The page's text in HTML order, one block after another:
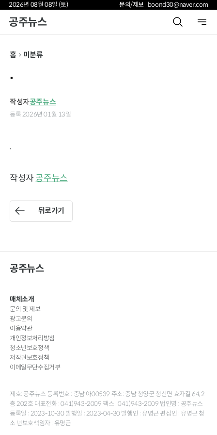
2026년 08월 08일 (토) 문의/제보 boond30@naver.com
공주뉴스
홈 미분류
.
작성자공주뉴스
등록 2026년 01월 13일
.
작성자 공주뉴스
뒤로가기
공주뉴스
매체소개
문의 및 제보
광고문의
이용약관
개인정보처리방침
청소년보호정책
저작권보호정책
이메일무단수집거부
제호: 공주뉴스 등록번호 : 충남 아00539 주소: 충남 청양군 청산면 효자길 64, 2
층 202호 대표전화 : 041)943-2009 팩스 : 041)943-2009 법인명 : 공주뉴스
등록일 : 2023-10-30 발행일 : 2023-04-30 발행인 : 유명근 편집인 : 유명근 청
소 년보호책임자 : 유명근